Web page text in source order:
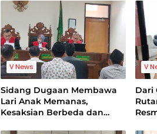
V News
Sidang Dugaan Membawa
Lari Anak Memanas,
Kesaksian Berbeda dan
V
Dari